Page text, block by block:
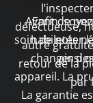
défectueuse,
autre
retour de la
par
Enfin,
habiletés
changer
appareil. La
La garantie
Avant de
soin de noter
ainsi